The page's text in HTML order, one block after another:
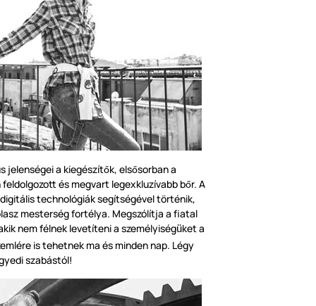
jelenségei a kiegészítők, elsősorban a
és megvart legexkluzívabb bőr. A
technológiák segítségével történik,
mesterség fortélya. Megszólítja a fiatal
nem félnek levetíteni a személyiségüket a
is tehetnek ma és minden nap. Légy
szabástól!